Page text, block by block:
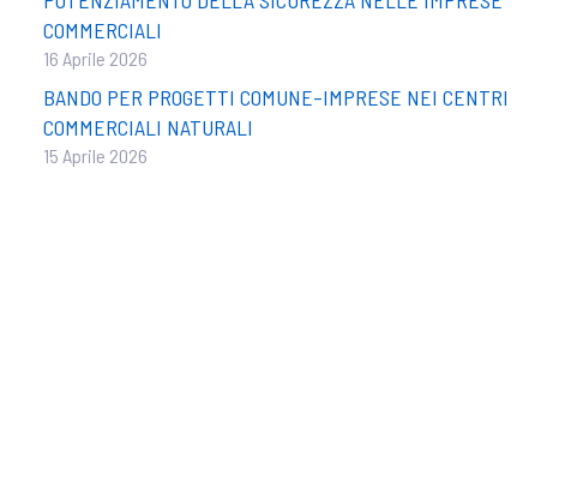
COMMERCIALI
16 Aprile 2026
BANDO PER PROGETTI COMUNE–IMPRESE NEI CENTRI
COMMERCIALI NATURALI
15 Aprile 2026